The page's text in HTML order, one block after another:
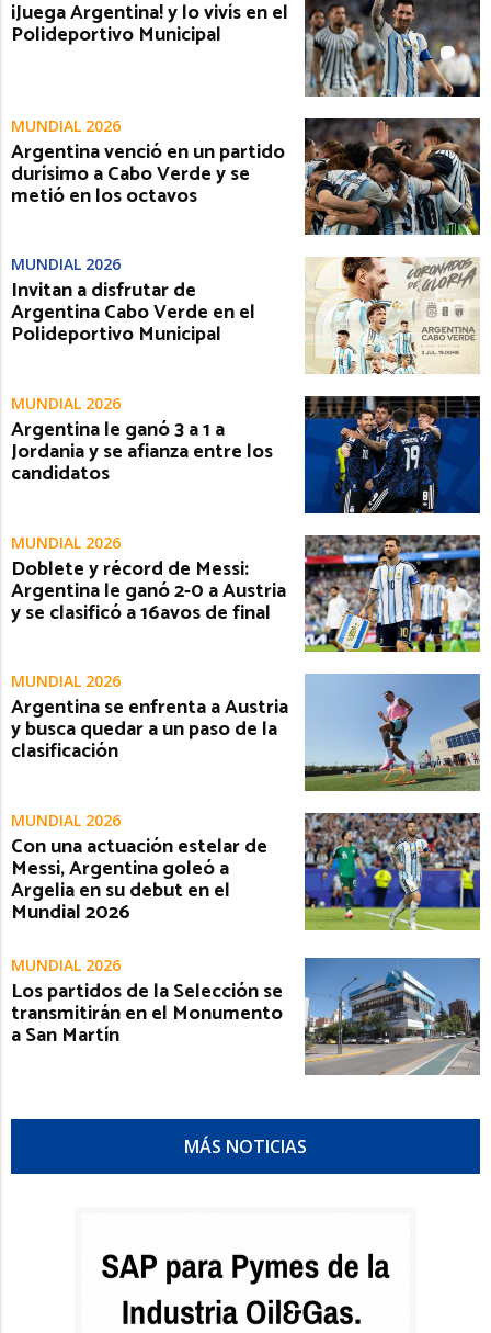
¡Juega Argentina! y lo vivís en el
Polideportivo Municipal
MUNDIAL 2026
Argentina venció en un partido
durísimo a Cabo Verde y se
metió en los octavos
MUNDIAL 2026
Invitan a disfrutar de
Argentina Cabo Verde en el
Polideportivo Municipal
MUNDIAL 2026
Argentina le ganó 3 a 1 a
Jordania y se afianza entre los
candidatos
MUNDIAL 2026
Doblete y récord de Messi:
Argentina le ganó 2-0 a Austria
y se clasificó a 16avos de final
MUNDIAL 2026
Argentina se enfrenta a Austria
y busca quedar a un paso de la
clasificación
MUNDIAL 2026
Con una actuación estelar de
Messi, Argentina goleó a
Argelia en su debut en el
Mundial 2026
MUNDIAL 2026
Los partidos de la Selección se
transmitirán en el Monumento
a San Martín
MÁS NOTICIAS